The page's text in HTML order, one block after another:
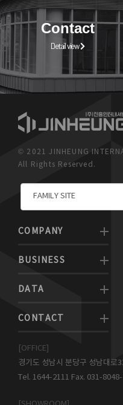
Contact
Detail view
© 2021 JINHEUNG
All Rights Reserved.
COMPANY
BUSINESS
DATA
CONTACT
[OFFICE]
경기도 성남시 분당구 성남대로
Tel. 1644-2111 Fax. 031-